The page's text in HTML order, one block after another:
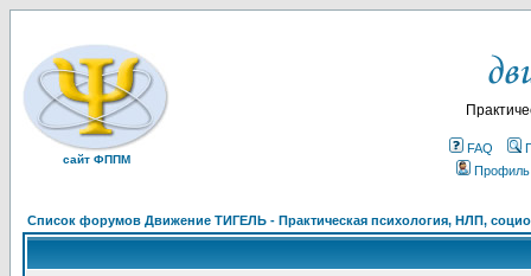
сайт ФППМ
FAQ
Профиль
Список форумов Движение ТИГЕЛЬ - Практическая психология, НЛП,